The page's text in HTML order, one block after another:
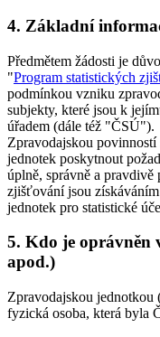
4. Základní
Předmětem žádosti je
"Program statistických
podmínkou vzniku
subjekty, které jsou k
úřadem (dále též "ČSÚ").
Zpravodajskou
jednotek poskytnout
úplně, správně a
zjišťování jsou
jednotek pro statistické
5. Kdo je oprávněn
apod.)
Zpravodajskou jednotkou
fyzická osoba, která byla